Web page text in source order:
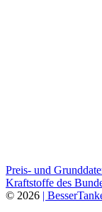
Preis- und
Kraftstoffe des
© 2026 |